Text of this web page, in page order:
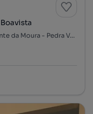
Cooperativa dos Arquitectos - Fonte da Moura - Pedra Verde, Aldoar, Foz do Douro e Nevogilde, Porto, Porto